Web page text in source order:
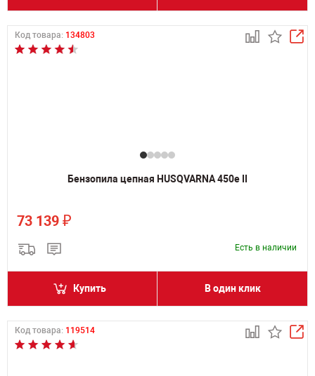
Код товара: 134803
Бензопила цепная HUSQVARNA 450e II
73 139 ₽
Есть в наличии
Купить В один клик
Код товара: 119514